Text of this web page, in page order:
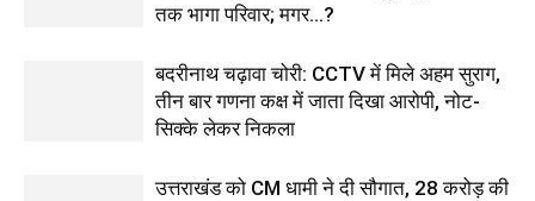
तक भागा परिवार; मगर…?
बदरीनाथ चढ़ावा चोरी: CCTV में मिले अहम सुराग,
तीन बार गणना कक्ष में जाता दिखा आरोपी, नोट-
सिक्के लेकर निकला
उत्तराखंड को CM धामी ने दी सौगात, 28 करोड़ की